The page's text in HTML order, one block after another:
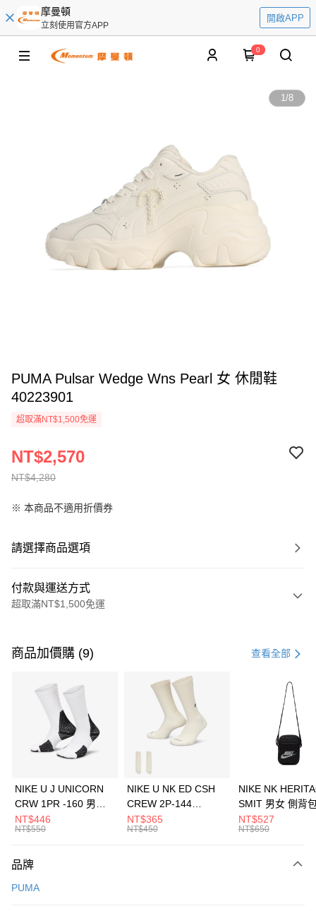
摩曼頓
立刻使用官方APP
開啟APP
0
1/8
PUMA Pulsar Wedge Wns Pearl 女 休閒鞋
40223901
超取滿NT$1,500免運
NT$4,280
NT$2,570
※ 本商品不適用折價券
請選擇商品選項
付款與運送方式
超取滿NT$1,500免運
信用卡一次付款
3 期 0 利率 每期 21家銀行
合作金庫商業銀行
第一商業銀行
華南商業銀行
彰化商業銀行
上海商業儲蓄銀行
元大商業銀行
台灣樂天信用卡公司
Apple Pay
全盈+PAY
AFTEE先享後付
【關於「AFTEE先享後付」】
便利好安心！
運送方式
商品加價購 (9) 查看全部
NIKE U J UNICORN
CRW 1PR -160 男女
中統襪 FZ3393100
NT$446
NT$550
NIKE U NK ED CSH
CREW 2P-144
EMBRDY 男女 短統襪
FZ3073133
NT$365
NT$450
NIKE NK
SMIT 男女 側背
BA5871010
NT$527
NT$650
品牌
PUMA